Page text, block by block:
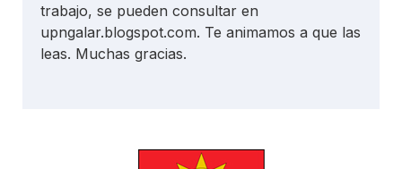
trabajo, se pueden consultar en
upngalar.blogspot.com. Te animamos a que las
leas. Muchas gracias.